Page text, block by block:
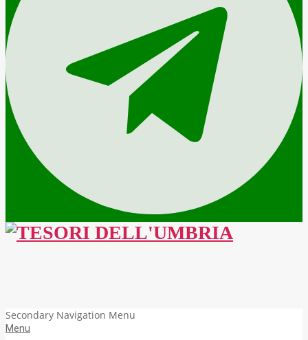
Secondary Navigation Menu
Menu